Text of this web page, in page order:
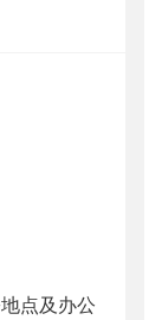
点及办公